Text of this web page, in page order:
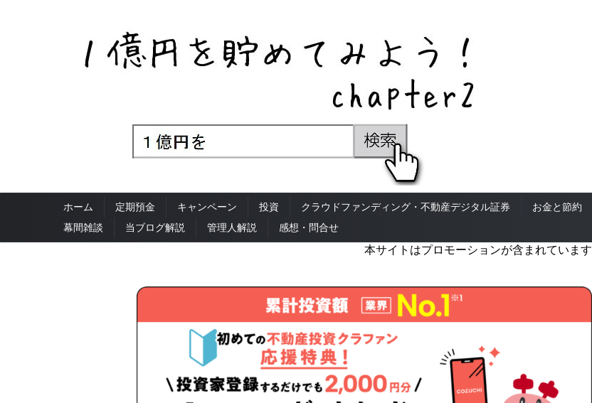
ホーム 定期預金 キャンペーン 投資 クラウドファンディング・不動産デジタル証券 お金と節約
幕間雑談
当ブログ解説 管理人解説 感想・問合せ
本サイトはプロモーションが含まれています